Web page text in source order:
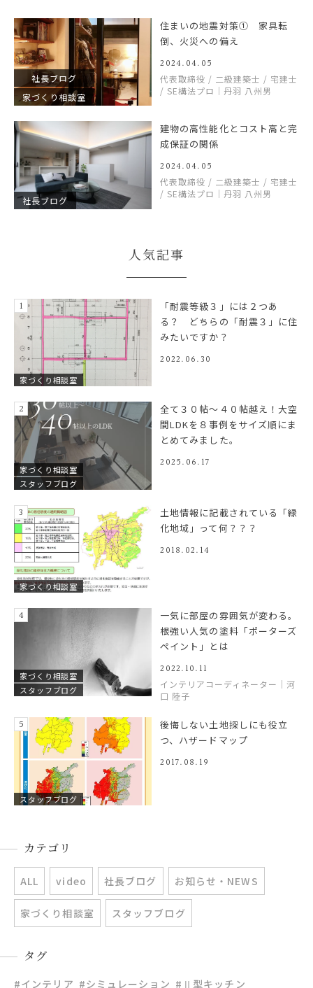
社長ブログ
家づくり相談室
住まいの地震対策① 家具転
倒、火災への備え
2024.04.05
代表取締役 / 二級建築士 / 宅建士
/ SE構法プロ｜丹羽 八州男
社長ブログ
建物の高性能化とコスト高と完
成保証の関係
2024.04.05
代表取締役 / 二級建築士 / 宅建士
/ SE構法プロ｜丹羽 八州男
人気記事
家づくり相談室
「耐震等級３」には２つあ
る？ どちらの「耐震３」に住
みたいですか？
2022.06.30
家づくり相談室
スタッフブログ
全て３０帖～４０帖越え！大空
間LDKを８事例をサイズ順にま
とめてみました。
2025.06.17
家づくり相談室
土地情報に記載されている「緑
化地域」って何？？？
2018.02.14
家づくり相談室
スタッフブログ
一気に部屋の雰囲気が変わる。
根強い人気の塗料「ポーターズ
ペイント」とは
2022.10.11
インテリアコーディネーター｜河
口 陸子
スタッフブログ
後悔しない土地探しにも役立
つ、ハザードマップ
2017.08.19
カテゴリ
ALL video 社長ブログ お知らせ・NEWS
家づくり相談室 スタッフブログ
タグ
#インテリア #シミュレーション #Ⅱ型キッチン